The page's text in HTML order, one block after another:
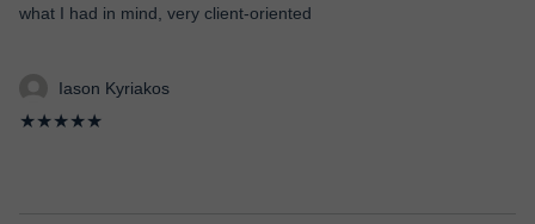
what I had in mind, very client-oriented
Iason Kyriakos
★★★★★